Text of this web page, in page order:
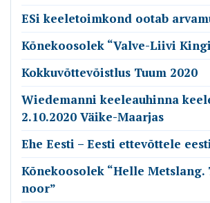
ESi keeletoimkond ootab
Kõnekoosolek “Valve-Liivi
Kokkuvõttevõistlus Tuum 2020
Wiedemanni keeleauhinna
2.10.2020 Väike-Maarjas
Ehe Eesti – Eesti ettevõttele
Kõnekoosolek “Helle Metslang.
noor”